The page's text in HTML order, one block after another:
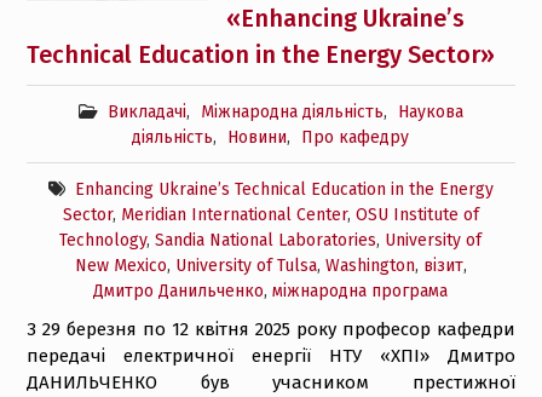
«Enhancing Ukraine’s
Technical Education in the Energy Sector»
Викладачі, Міжнародна діяльність,
Наукова
діяльність, Новини, Про кафедру
Enhancing Ukraine’s Technical Education in the Energy
Sector, Meridian International Center, OSU Institute of
Technology,Sandia National Laboratories, University of
New Mexico, University of Tulsa, Washington, візит,
Дмитро Данильченко,міжнародна програма
З 29 березня по 12 квітня 2025 року професор кафедри
передачі електричної енергії НТУ «ХПІ» Дмитро
ДАНИЛЬЧЕНКО був учасником престижної